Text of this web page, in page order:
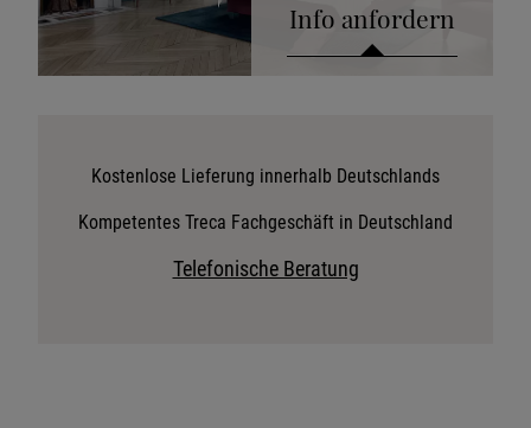
Info anfordern
Stoffkollektion anfordern
Telefonische Beratung anfordern
Kostenlose Lieferung innerhalb Deutschlands
Kompetentes Treca Fachgeschäft in Deutschland
Telefonische Beratung